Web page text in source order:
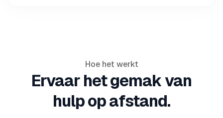
Hoe het werkt
Ervaar het gemak van
hulp op afstand.